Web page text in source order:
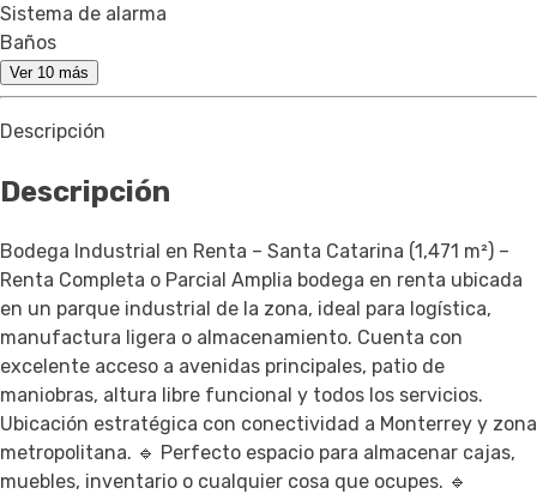
Sistema de alarma
Baños
Ver 10 más
Descripción
Descripción
Bodega Industrial en Renta – Santa Catarina (1,471 m²) –
Renta Completa o Parcial Amplia bodega en renta ubicada
en un parque industrial de la zona, ideal para logística,
manufactura ligera o almacenamiento. Cuenta con
excelente acceso a avenidas principales, patio de
maniobras, altura libre funcional y todos los servicios.
Ubicación estratégica con conectividad a Monterrey y zona
metropolitana. 🔹 Perfecto espacio para almacenar cajas,
muebles, inventario o cualquier cosa que ocupes. 🔹